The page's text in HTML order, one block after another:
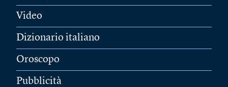
Video
Dizionario italiano
Oroscopo
Pubblicità